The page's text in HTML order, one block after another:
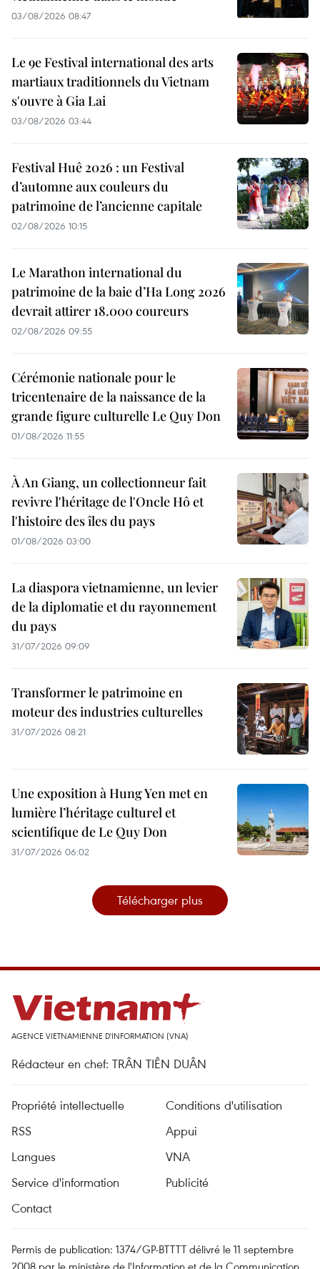
03/08/2026 08:47
Le 9e Festival international des arts
martiaux traditionnels du Vietnam
s'ouvre à Gia Lai
03/08/2026 03:44
Festival Huê 2026 : un Festival
d’automne aux couleurs du
patrimoine de l’ancienne capitale
02/08/2026 10:15
Le Marathon international du
patrimoine de la baie d’Ha Long 2026
devrait attirer 18.000 coureurs
02/08/2026 09:55
Cérémonie nationale pour le
tricentenaire de la naissance de la
grande figure culturelle Le Quy Don
01/08/2026 11:55
À An Giang, un collectionneur fait
revivre l'héritage de l'Oncle Hô et
l'histoire des îles du pays
01/08/2026 03:00
La diaspora vietnamienne, un levier
de la diplomatie et du rayonnement
du pays
31/07/2026 09:09
Transformer le patrimoine en
moteur des industries culturelles
31/07/2026 08:21
Une exposition à Hung Yen met en
lumière l’héritage culturel et
scientifique de Le Quy Don
31/07/2026 06:02
Télécharger plus
AGENCE VIETNAMIENNE D'INFORMATION (VNA)
Rédacteur en chef: TRÂN TIÊN DUÂN
Propriété intellectuelle
Conditions d'utilisation
RSS
Appui
Langues
VNA
Service d'information
Publicité
Contact
Permis de publication: 1374/GP-BTTTT délivré le 11 septembre
2008 par le ministère de l'Information et de la Communication.